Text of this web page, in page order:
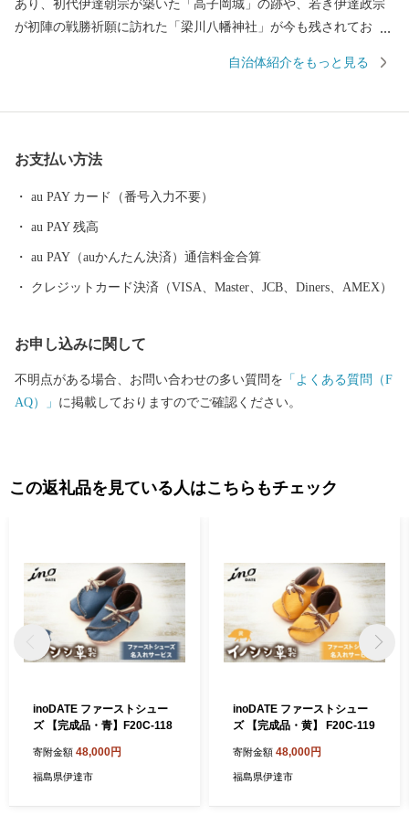
あり、初代伊達朝宗が築いた「高子岡城」の跡や、若き伊達政宗
が初陣の戦勝祈願に訪れた「梁川八幡神社」が今も残されてお
高低差がある盆地特有の地形で、果物がおいしく育ち、現在は名
であふれています。
自治体紹介をもっと見る
お支払い方法
au PAY カード（番号入力不要）
au PAY 残高
au PAY（auかんたん決済）通信料金合算
クレジットカード決済（VISA、Master、JCB、Diners、AMEX）
お申し込みに関して
不明点がある場合、お問い合わせの多い質問を 「よくある質問（F
AQ）」 に掲載しておりますのでご確認ください。
この返礼品を見ている人はこちらもチェック
inoDATE ファーストシュー
ズ 【完成品・青】F20C-118
寄附金額 48,000円
福島県伊達市
inoDATE ファーストシュー
ズ 【完成品・黄】 F20C-119
寄附金額 48,000円
福島県伊達市